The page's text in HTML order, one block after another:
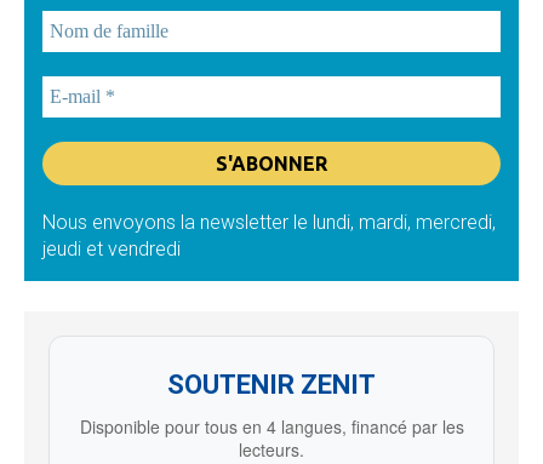
Nous envoyons la newsletter le lundi, mardi, mercredi,
jeudi et vendredi
SOUTENIR ZENIT
Disponible pour tous en 4 langues, financé par les
lecteurs.